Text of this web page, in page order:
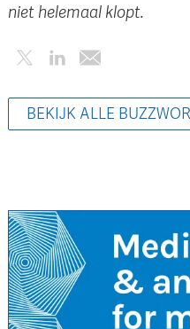
niet helemaal klopt.
BEKIJK ALLE